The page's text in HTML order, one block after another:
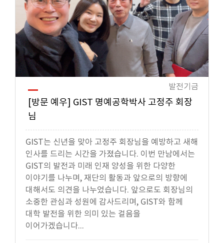
[방문 예우] GIST 명예공학박사 고정주 회장
님
GIST는 신년을 맞아 고정주 회장님을 예방하고 새해
인사를 드리는 시간을 가졌습니다. 이번 만남에서는
GIST의 발전과 미래 인재 양성을 위한 다양한
이야기를 나누며, 재단의 활동과 앞으로의 방향에
대해서도 의견을 나누었습니다. 앞으로도 회장님의
소중한 관심과 성원에 감사드리며, GIST와 함께
대학 발전을 위한 의미 있는 걸음을
이어가겠습니다...
발전기금